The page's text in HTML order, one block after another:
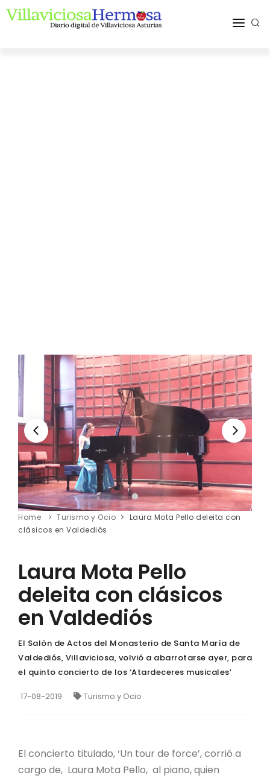
Home Turismo y Ocio
Laura Mota Pello deleita con
clásicos en Valdediós
Laura Mota Pello
deleita con clásicos
en Valdediós
El Salón de Actos del Monasterio de Santa María de
Valdediós, Villaviciosa, volvió a abarrotarse ayer, para
el quinto concierto de los ‘Atardeceres musicales’
17-08-2019 Turismo y Ocio
El concierto titulado, ‘Un tour de force’, corrió a
cargo de, Laura Mota Pello, al piano, quien